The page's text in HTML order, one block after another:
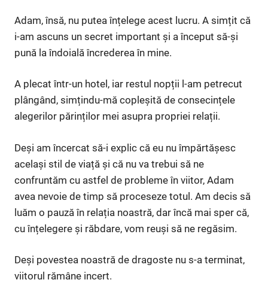
Adam, însă, nu putea înțelege acest lucru. A simțit că
i-am ascuns un secret important și a început să-și
pună la îndoială încrederea în mine.
A plecat într-un hotel, iar restul nopții l-am petrecut
plângând, simțindu-mă copleșită de consecințele
alegerilor părinților mei asupra propriei relații.
Deși am încercat să-i explic că eu nu împărtășesc
același stil de viață și că nu va trebui să ne
confruntăm cu astfel de probleme în viitor, Adam
avea nevoie de timp să proceseze totul. Am decis să
luăm o pauză în relația noastră, dar încă mai sper că,
cu înțelegere și răbdare, vom reuși să ne regăsim.
Deși povestea noastră de dragoste nu s-a terminat,
viitorul rămâne incert.